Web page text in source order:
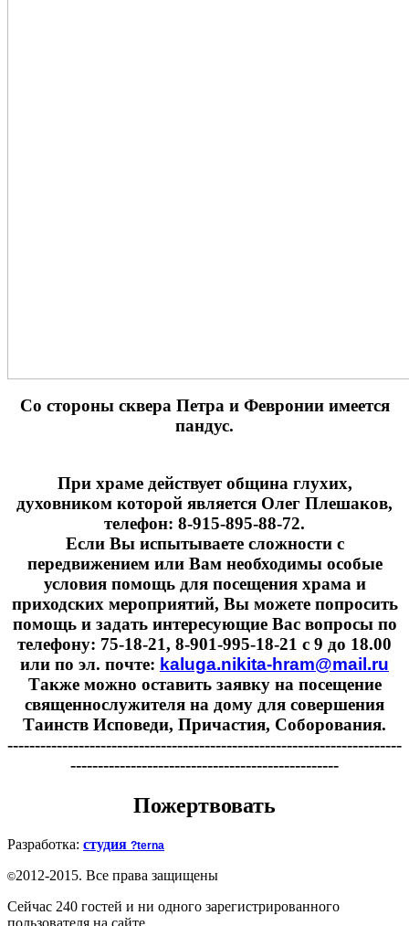
Cо стороны сквера Петра и Февронии имеется
пандус.
При храме действует община глухих,
духовником которой является Олег Плешаков,
телефон: 8-915-895-88-72.
Если Вы испытываете сложности с
передвижением или Вам необходимы особые
условия помощь для посещения храма и
приходских мероприятий, Вы можете попросить
помощь и задать интересующие Вас вопросы по
телефону: 75-18-21, 8-901-995-18-21 с 9 до 18.00
или по эл. почте: kaluga.nikita-hram@mail.ru
Также можно оставить заявку на посещение
священнослужителя на дому для совершения
Таинств Исповеди, Причастия, Соборования.
------------------------------------------------------------------------
-------------------------------------------------
Пожертвовать
Разработка: студия ?terna
©2012-2015. Все права защищены
Сейчас 240 гостей и ни одного зарегистрированного
пользователя на сайте